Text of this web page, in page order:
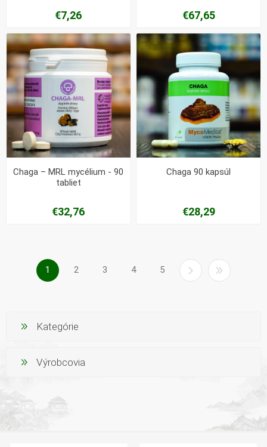
€7,26 €67,65
Chaga – MRL mycélium - 90
tabliet
€32,76
Chaga 90 kapsúl
€28,29
1 2 3 4 5
Kategórie
Výrobcovia